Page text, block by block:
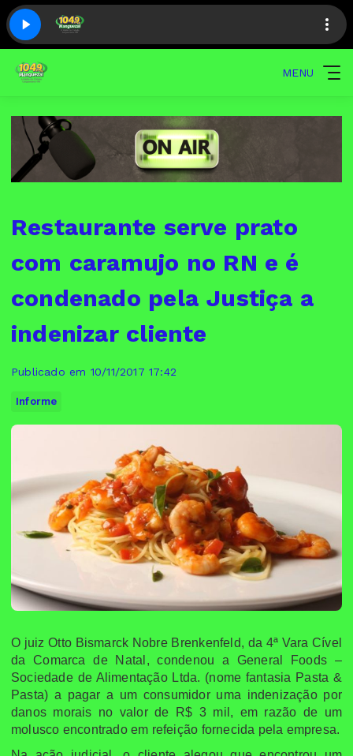
MENU
Restaurante serve prato
com caramujo no RN e é
condenado pela Justiça a
indenizar cliente
Publicado em 10/11/2017 17:42
Informe
O juiz Otto Bismarck Nobre Brenkenfeld, da 4ª Vara Cível
da Comarca de Natal, condenou a General Foods –
Sociedade de Alimentação Ltda. (nome fantasia Pasta &
Pasta) a pagar a um consumidor uma indenização por
danos morais no valor de R$ 3 mil, em razão de um
molusco encontrado em refeição fornecida pela empresa.